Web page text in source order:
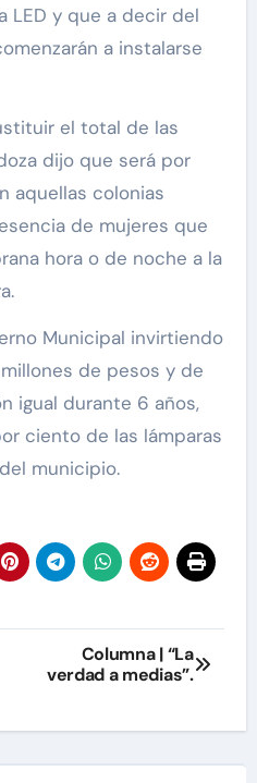
LED y que a decir del
a instalarse
el total de las
dijo que será por
aquellas colonias
de mujeres que
hora o de noche a la
Municipal invirtiendo
de pesos y de
igual durante 6 años,
ciento de las lámparas
municipio.
Columna | “La
verdad a medias”.